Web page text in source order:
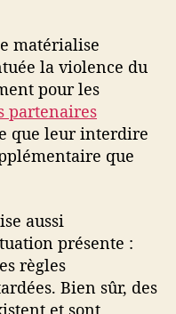
matérialise
la violence du
pour les
partenaires
que leur interdire
que
aussi
présente :
règles
Bien sûr, des
et sont